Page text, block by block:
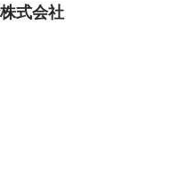
式会社